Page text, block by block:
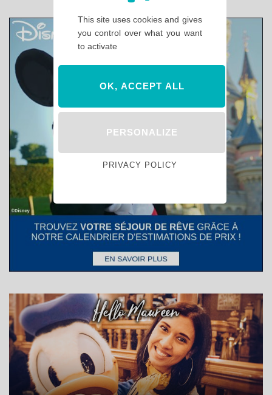
This site uses cookies and gives
you control over what you want
to activate
OK, ACCEPT ALL
PERSONALIZE
PRIVACY POLICY